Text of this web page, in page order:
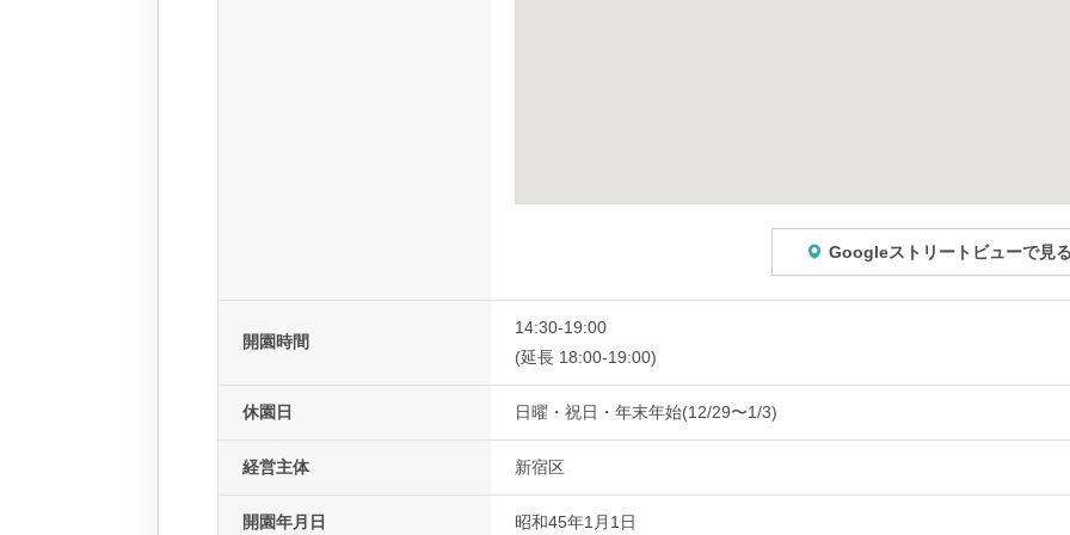
Googleストリートビューで見
開園時間
14:30-19:00
(延長 18:00-19:00)
休園日 日曜・祝日・年末年始(12/29〜1/3)
経営主体 新宿区
開園年月日 昭和45年1月1日